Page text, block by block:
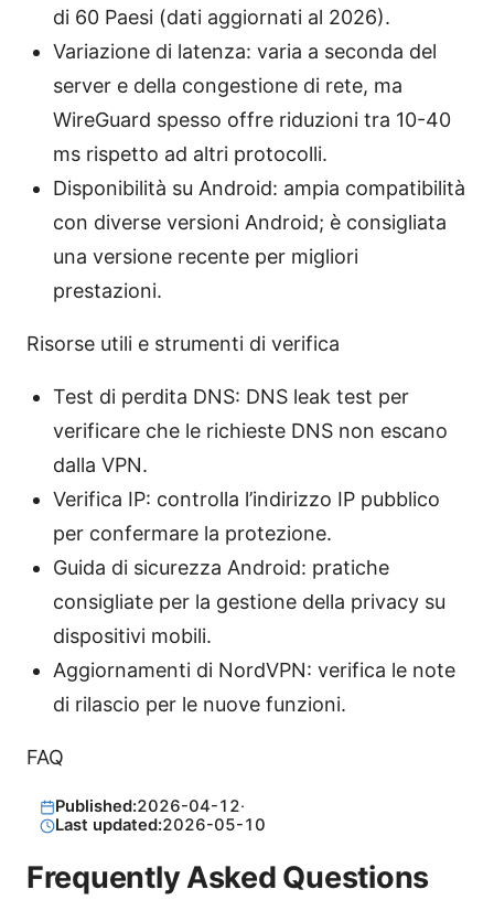
di 60 Paesi (dati aggiornati al 2026).
Variazione di latenza: varia a seconda del
server e della congestione di rete, ma
WireGuard spesso offre riduzioni tra 10-40
ms rispetto ad altri protocolli.
Disponibilità su Android: ampia compatibilità
con diverse versioni Android; è consigliata
una versione recente per migliori
prestazioni.
Risorse utili e strumenti di verifica
Test di perdita DNS: DNS leak test per
verificare che le richieste DNS non escano
dalla VPN.
Verifica IP: controlla l’indirizzo IP pubblico
per confermare la protezione.
Guida di sicurezza Android: pratiche
consigliate per la gestione della privacy su
dispositivi mobili.
Aggiornamenti di NordVPN: verifica le note
di rilascio per le nuove funzioni.
FAQ
Published:2026-04-12·
Last updated:2026-05-10
Frequently Asked Questions